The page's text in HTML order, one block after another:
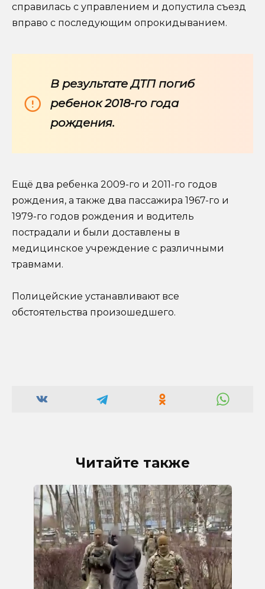
справилась с управлением и допустила съезд
вправо с последующим опрокидыванием.
В результате ДТП погиб
ребенок 2018-го года
рождения.
Ещё два ребенка 2009-го и 2011-го годов
рождения, а также два пассажира 1967-го и
1979-го годов рождения и водитель
пострадали и были доставлены в
медицинское учреждение с различными
травмами.
Полицейские устанавливают все
обстоятельства произошедшего.
Читайте также